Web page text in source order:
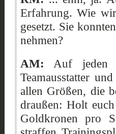
Erfahrung. Wie
gesetzt. Sie
nehmen?
AM: Auf jeden
Teamausstatter
allen Größen, die
draußen: Holt
Goldkronen pro